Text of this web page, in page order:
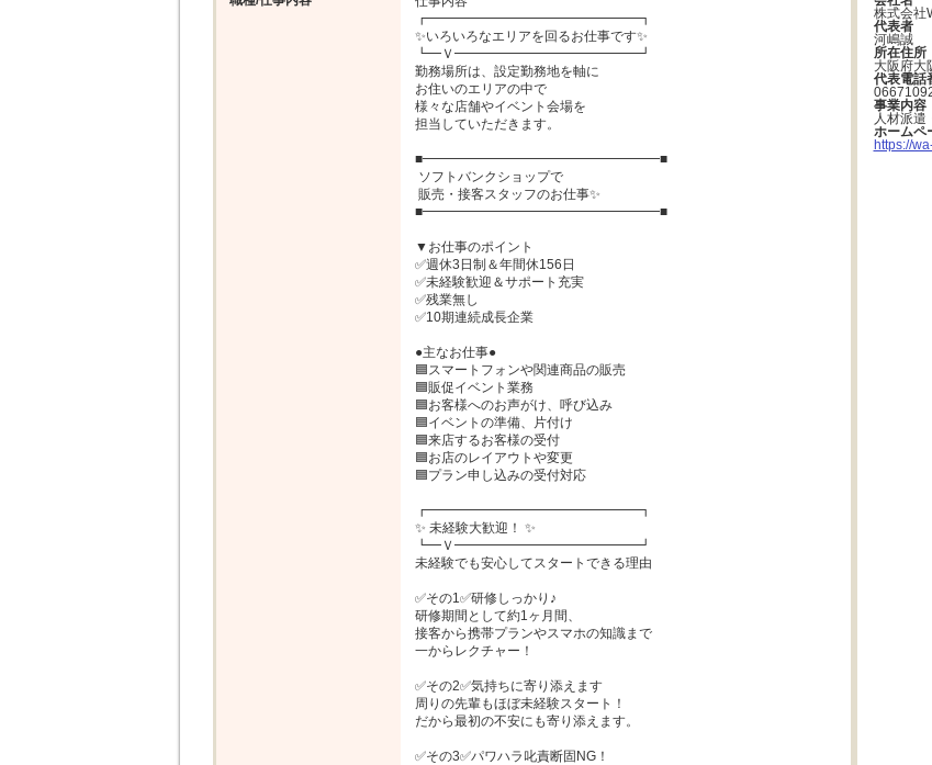
┏━━━━━━━━━━━━━━━━┓
✨いろいろなエリアを回るお仕事です✨
┗━Ｖ━━━━━━━━━━━━━━┛
勤務場所は、設定勤務地を軸に
お住いのエリアの中で
様々な店舗やイベント会場を
担当していただきます。
■━━━━━━━━━━━━━━━━━━■
■━━━━━━━━━━━━━━━━━━■
▼お仕事のポイント
✅週休3日制＆年間休156日
✅未経験歓迎＆サポート充実
✅残業無し
✅10期連続成長企業
●主なお仕事●
🟦スマートフォンや関連商品の販売
🟦販促イベント業務
🟦お客様へのお声がけ、呼び込み
🟦イベントの準備、片付け
🟦来店するお客様の受付
🟦お店のレイアウトや変更
🟦プラン申し込みの受付対応
┏━━━━━━━━━━━━━━━━┓
✨ 未経験大歓迎！ ✨
┗━Ｖ━━━━━━━━━━━━━━┛
未経験でも安心してスタートできる理由
✅その1✅研修しっかり♪
研修期間として約1ヶ月間、
接客から携帯プランやスマホの知識まで
一からレクチャー！
✅その2✅気持ちに寄り添えます
周りの先輩もほぼ未経験スタート！
だから最初の不安にも寄り添えます。
✅その3✅パワハラ叱責断固NG！
株式会社
代表者
河嶋誠
所在住所
大阪府大
代表電話
事業内容
人材派遣
ホームペ
https://